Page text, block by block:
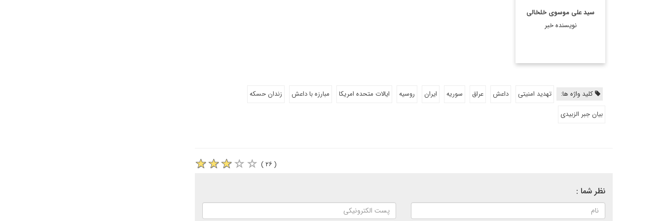
سید علی موسوی خلخالی
نویسنده خبر
کلید واژه ها: تهدید امنیتی داعش عراق سوریه ایران روسیه ایالات متحده امریکا مبارزه با داعش
زندان حسکه
بیان جبر الزبیدی
( ۲۶ )
نظر شما :